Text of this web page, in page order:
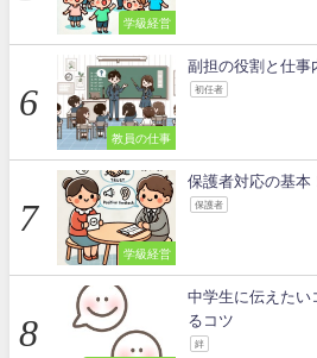
学級経営
教員の仕事
副担の役割と仕事
初任者
学級経営
保護者対応の基本
保護者
中学生に伝えたい
るコツ
絆